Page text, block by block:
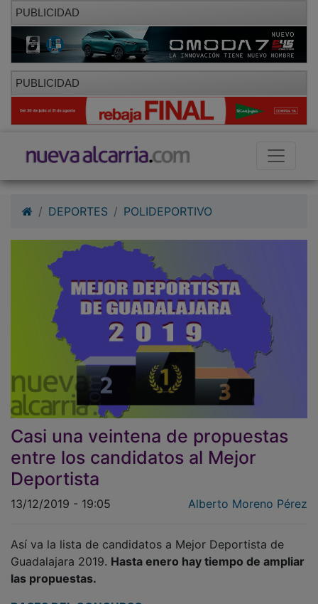
PUBLICIDAD
PUBLICIDAD
Casi una veintena de propuestas
entre los candidatos al Mejor
Deportista
13/12/2019 - 19:05
Guadalajara 2019.Hasta enero hay tiempo de ampliar
las propuestas.